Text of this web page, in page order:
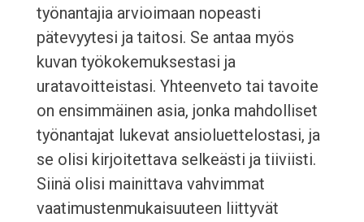
työnantajia arvioimaan nopeasti
pätevyytesi ja taitosi. Se antaa myös
kuvan työkokemuksestasi ja
uratavoitteistasi. Yhteenveto tai tavoite
on ensimmäinen asia, jonka mahdolliset
työnantajat lukevat ansioluettelostasi, ja
se olisi kirjoitettava selkeästi ja tiiviisti.
Siinä olisi mainittava vahvimmat
vaatimustenmukaisuuteen liittyvät